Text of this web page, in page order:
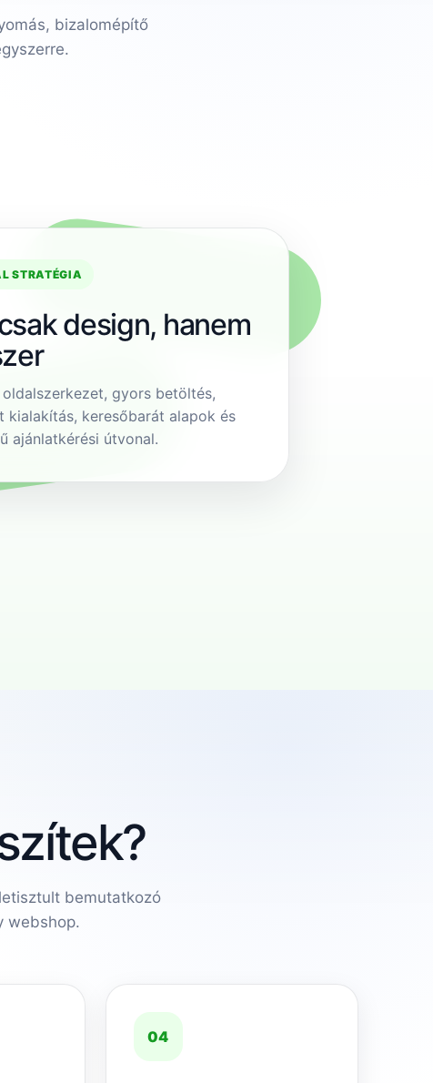
bizalomépítő
STRATÉGIA
design, hanem
gyors betöltés,
kialakítás, keresőbarát alapok és
ajánlatkérési útvonal.
bemutatkozó
webshop.
04